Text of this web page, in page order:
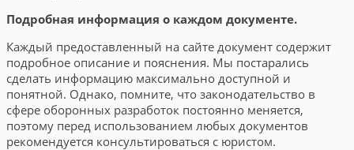
Подробная информация о каждом документе.
Каждый предоставленный на сайте документ содержит
подробное описание и пояснения. Мы постарались
сделать информацию максимально доступной и
понятной. Однако, помните, что законодательство в
сфере оборонных разработок постоянно меняется,
поэтому перед использованием любых документов
рекомендуется консультироваться с юристом.